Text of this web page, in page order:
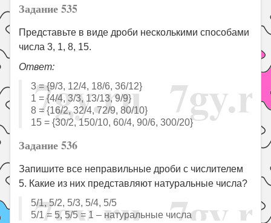
Задание 535
Представьте в виде дроби несколькими способами
числа 3, 1, 8, 15.
Ответ:
3 = {9/3, 12/4, 18/6, 36/12}
1 = {4/4, 3/3, 13/13, 9/9}
8 = {16/2, 32/4, 72/9, 80/10}
15 = {30/2, 150/10, 60/4, 90/6, 300/20}
Задание 536
Запишите все неправильные дроби с числителем
5. Какие из них представляют натуральные числа?
5/1, 5/2, 5/3, 5/4, 5/5
5/1 = 5, 5/5 = 1 – натуральные числа